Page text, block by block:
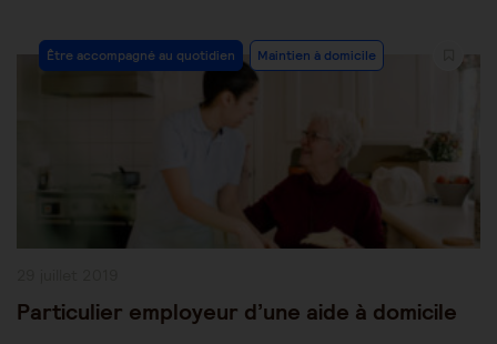
Post
Category:
Être accompagné au quotidien Maintien à domicile
Particulier employeur d’une aide à domicile